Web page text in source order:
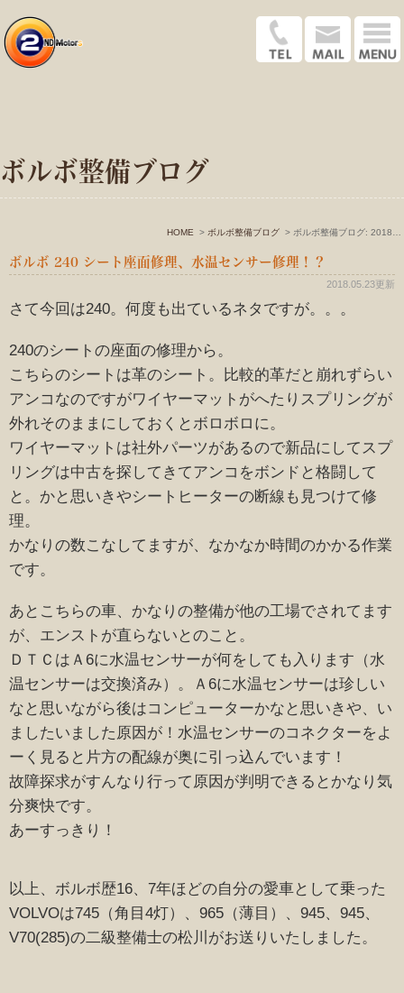
ボルボ整備ブログ
HOME ボルボ整備ブログ
ボルボ 240 シート座面修理、水温センサー修理！？
2018.05.23更新
さて今回は240。何度も出ているネタですが。。。
240のシートの座面の修理から。
こちらのシートは革のシート。比較的革だと崩れずらい
アンコなのですがワイヤーマットがへたりスプリングが
外れそのままにしておくとボロボロに。
ワイヤーマットは社外パーツがあるので新品にしてスプ
リングは中古を探してきてアンコをボンドと格闘して
と。かと思いきやシートヒーターの断線も見つけて修
理。
かなりの数こなしてますが、なかなか時間のかかる作業
です。
あとこちらの車、かなりの整備が他の工場でされてます
が、エンストが直らないとのこと。
ＤＴＣはＡ6に水温センサーが何をしても入ります（水
温センサーは交換済み）。Ａ6に水温センサーは珍しい
なと思いながら後はコンピューターかなと思いきや、い
ましたいました原因が！水温センサーのコネクターをよ
ーく見ると片方の配線が奥に引っ込んでいます！
故障探求がすんなり行って原因が判明できるとかなり気
分爽快です。
あーすっきり！
以上、ボルボ歴16、7年ほどの自分の愛車として乗った
VOLVOは745（角目4灯）、965（薄目）、945、945、
V70(285)の二級整備士の松川がお送りいたしました。